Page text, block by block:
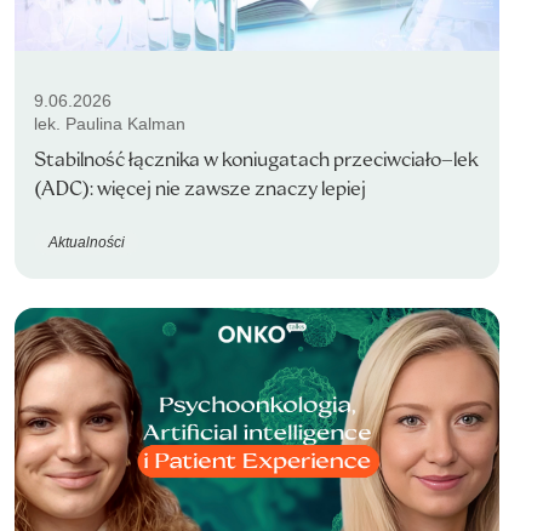
9.06.2026
lek. Paulina Kalman
Stabilność łącznika w koniugatach przeciwciało–lek
(ADC): więcej nie zawsze znaczy lepiej
Aktualności